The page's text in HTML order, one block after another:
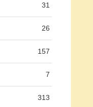
31
26
157
7
313